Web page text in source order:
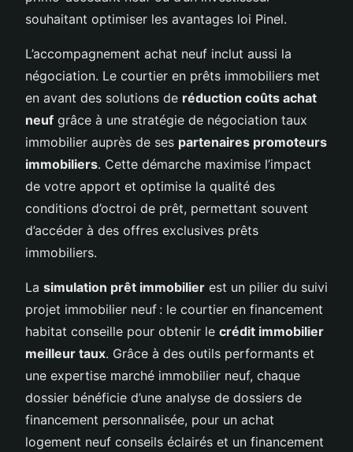
souhaitant optimiser les avantages loi Pinel.
L’accompagnement achat neuf inclut aussi la
négociation. Le courtier en prêts immobiliers met
en avant des solutions de réduction coûts achat
neuf grâce à une stratégie de négociation taux
immobilier auprès de ses partenaires promoteurs
immobiliers. Cette démarche maximise l’impact
de votre apport et optimise la qualité des
conditions d’octroi de prêt, permettant souvent
d’accéder à des offres exclusives prêts
immobiliers.
La simulation prêt immobilier est un pilier du suivi
projet immobilier neuf : le courtier en financement
habitat conseille pour obtenir le crédit immobilier
meilleur taux. Grâce à des outils performants et
une expertise marché immobilier neuf, chaque
dossier bénéficie d’une analyse de dossiers de
financement personnalisée, pour un achat
logement neuf conseils éclairés et un financement